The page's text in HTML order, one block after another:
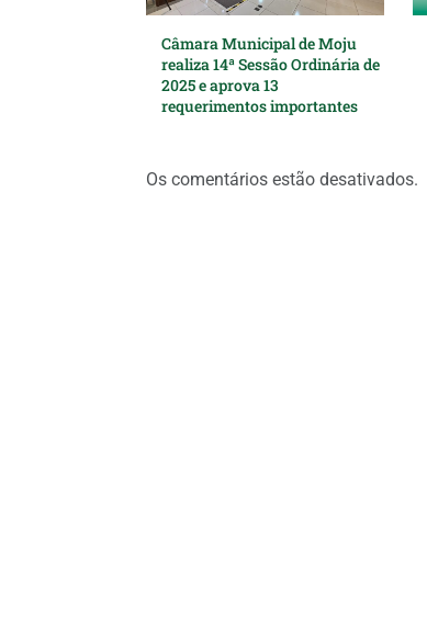
Câmara Municipal de Moju
realiza 14ª Sessão Ordinária de
2025 e aprova 13
requerimentos importantes
Os comentários estão desativados.